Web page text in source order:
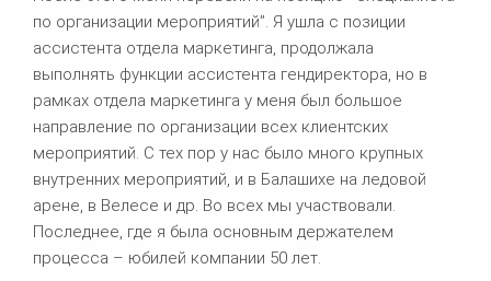
по организации мероприятий”. Я ушла с позиции
ассистента отдела маркетинга, продолжала
выполнять функции ассистента гендиректора, но в
рамках отдела маркетинга у меня был большое
направление по организации всех клиентских
мероприятий. С тех пор у нас было много крупных
внутренних мероприятий, и в Балашихе на ледовой
арене, в Велесе и др. Во всех мы участвовали.
Последнее, где я была основным держателем
процесса – юбилей компании 50 лет.